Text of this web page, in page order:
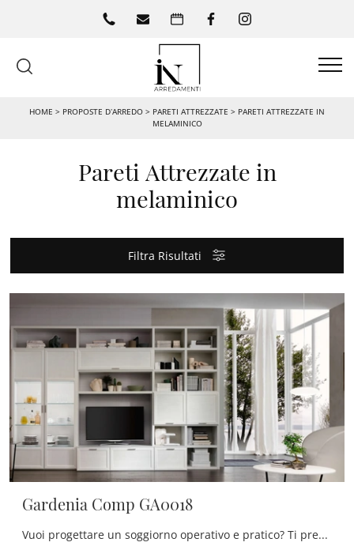
HOME > PROPOSTE D’ARREDO > PARETI ATTREZZATE > PARETI ATTREZZATE IN
MELAMINICO
Pareti Attrezzate in
melaminico
Filtra Risultati
Gardenia Comp GA0018
Vuoi progettare un soggiorno operativo e pratico? Ti presentiamo la parete attrezzata Gardenia Comp GA0018 Maronese dalle forme decise classiche.